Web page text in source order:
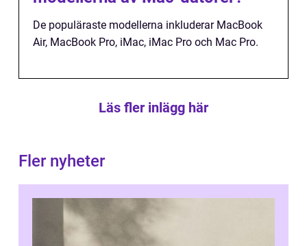
De populäraste modellerna inkluderar MacBook
Air, MacBook Pro, iMac, iMac Pro och Mac Pro.
Läs fler inlägg här
Fler nyheter